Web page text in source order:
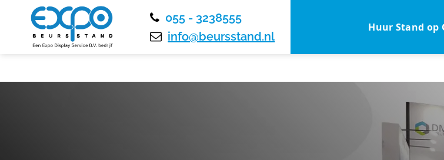
055 - 3238555
info@beursstand.nl
Huur Stand op